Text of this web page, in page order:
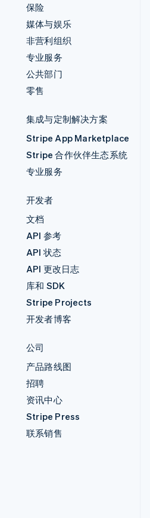
保险
媒体与娱乐
非营利组织
专业服务
公共部门
零售
集成与定制解决方案
Stripe App Marketplace
Stripe 合作伙伴生态系统
专业服务
开发者
文档
API 参考
API 状态
API 更改日志
库和 SDK
Stripe Projects
开发者博客
公司
产品路线图
招聘
资讯中心
Stripe Press
联系销售